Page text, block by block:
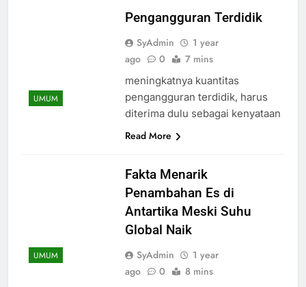
UMUM
Pengangguran Terdidik
SyAdmin
1 year
ago
0 7 mins
meningkatnya kuantitas
pengangguran terdidik, harus
diterima dulu sebagai kenyataan
Read More
UMUM
Fakta Menarik
Penambahan Es di
Antartika Meski Suhu
Global Naik
SyAdmin
1 year
ago
0 8 mins